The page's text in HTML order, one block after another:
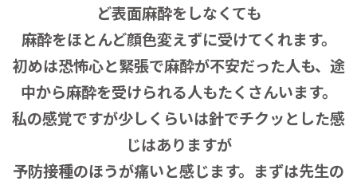
ど表面麻酔をしなくても
麻酔をほとんど顔色変えずに受けてくれます。
初めは恐怖心と緊張で麻酔が不安だった人も、途
中から麻酔を受けられる人もたくさんいます。
私の感覚ですが少しくらいは針でチクッとした感
じはありますが
予防接種のほうが痛いと感じます。まずは先生の